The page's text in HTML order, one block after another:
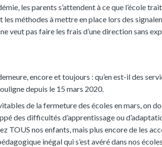
les parents s’attendent à ce que l’école
les méthodes à mettre en place lors des
veut pas faire les frais d’une direction sans
encore et toujours : qu’en est-il des
depuis le 15 mars 2020.
de la fermeture des écoles en mars, on
des difficultés d’apprentissage ou
TOUS nos enfants, mais plus encore de les
inégal qui s’est avéré dans nos